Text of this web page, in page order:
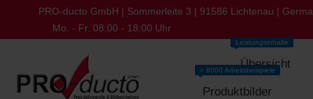
PRO-ducto GmbH | Sommerleite 3 | 91586 Lichtenau |
Mo. - Fr. 08:00 - 18:00 Uhr
Übersicht
Leistungsinhalte
Produktbilder
> 8000 Arbeitsbeispiele